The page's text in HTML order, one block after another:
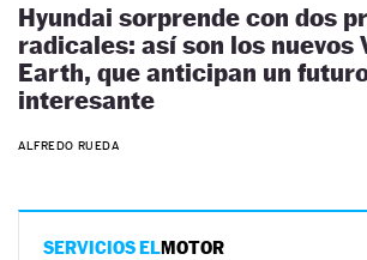
Hyundai sorprende con dos
radicales: así son los nuevos
Earth, que anticipan un
interesante
ALFREDO RUEDA
SERVICIOS ELMOTOR